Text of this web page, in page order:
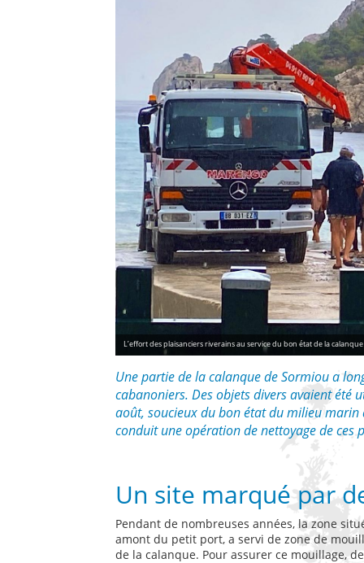
L’effort des plaisanciers riverains au service du bon état de la
Une partie de la calanque de Sormiou a
cabanoniers. Des objets divers avaient été
août, soucieux du bon état du milieu
conduit une opération de nettoyage de
Un site marqué par
Pendant de nombreuses années, la zone
amont du petit port, a servi de zone de
de la calanque. Pour assurer ce mouillage,